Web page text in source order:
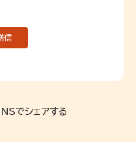
でシェアする